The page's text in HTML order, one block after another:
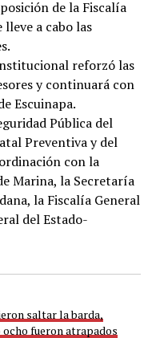
de la Fiscalía
lleve a cabo las
reforzó las
y continuará con
Escuinapa.
Pública del
Preventiva y del
con la
Marina, la Secretaría
la Fiscalía General
del Estado-
saltar la barda,
ocho fueron atrapados